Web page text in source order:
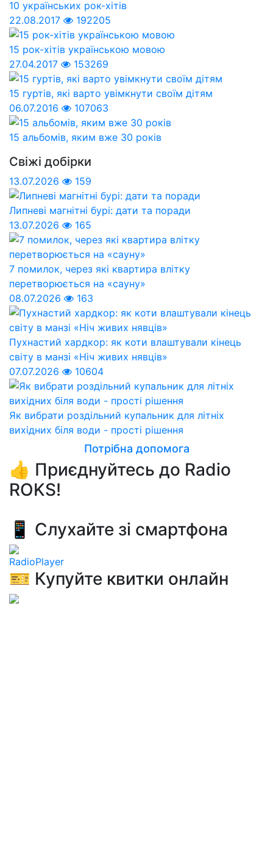
10 українських рок-хітів
22.08.2017
192205
15 рок-хітів українською мовою
27.04.2017
153269
15 гуртів, які варто увімкнути своїм дітям
06.07.2016
107063
15 альбомів, яким вже 30 років
Свіжі добірки
13.07.2026 159
Липневі магнітні бурі: дати та поради
13.07.2026
165
7 помилок, через які квартира влітку
перетворюється на «сауну»
08.07.2026
163
Пухнастий хардкор: як коти влаштували кінець
світу в манзі «Ніч живих нявців»
07.07.2026
10604
Як вибрати роздільний купальник для літніх
вихідних біля води - прості рішення
Потрібна допомога
👍 Приєднуйтесь до Radio
ROKS!
📱 Слухайте зі смартфона
RadioPlayer
🎫 Купуйте квитки онлайн